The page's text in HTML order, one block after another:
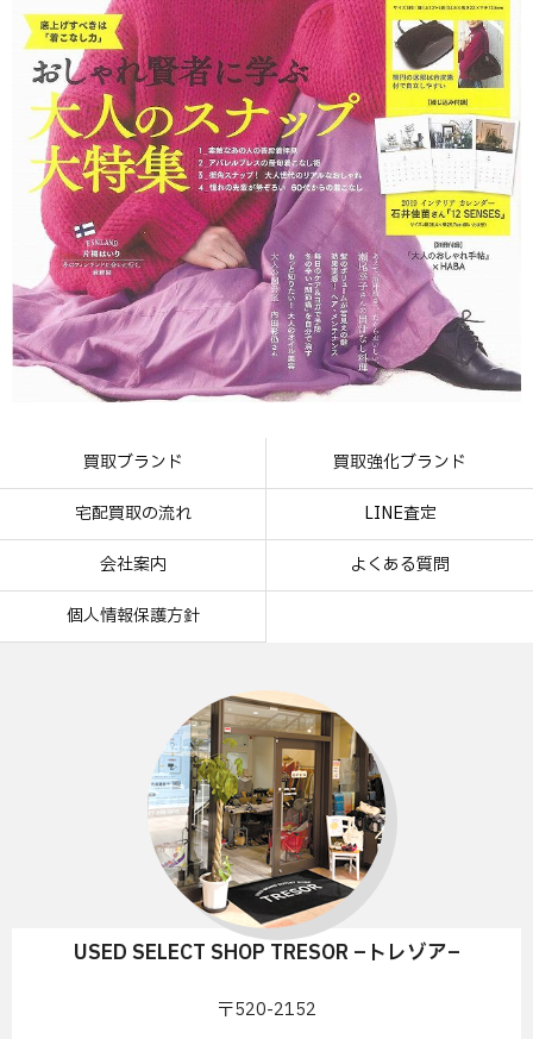
買取ブランド 買取強化ブランド
宅配買取の流れ LINE査定
会社案内 よくある質問
個人情報保護方針
USED SELECT SHOP TRESOR –トレゾア–
〒520-2152